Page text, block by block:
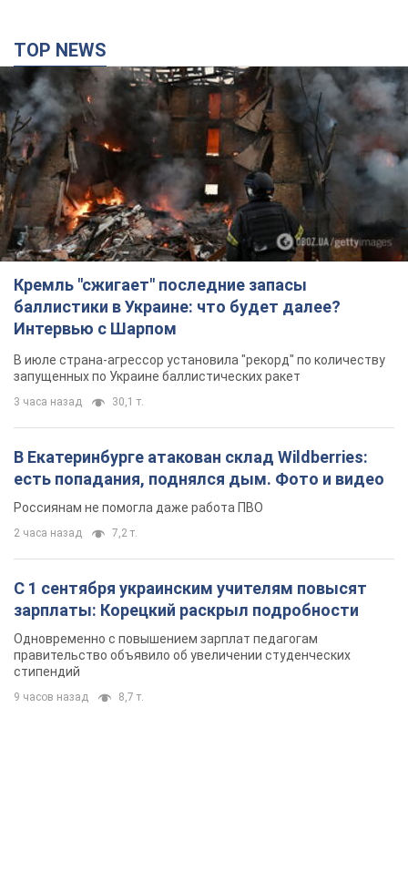
TOP NEWS
Кремль "сжигает" последние запасы
баллистики в Украине: что будет далее?
Интервью с Шарпом
В июле страна-агрессор установила "рекорд" по количеству
запущенных по Украине баллистических ракет
3 часа назад 30,1 т.
В Екатеринбурге атакован склад Wildberries:
есть попадания, поднялся дым. Фото и видео
Россиянам не помогла даже работа ПВО
2 часа назад 7,2 т.
С 1 сентября украинским учителям повысят
зарплаты: Корецкий раскрыл подробности
Одновременно с повышением зарплат педагогам
правительство объявило об увеличении студенческих
стипендий
9 часов назад 8,7 т.